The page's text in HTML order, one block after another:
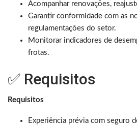
Acompanhar renovações,
Garantir conformidade com as
regulamentações do setor.
Monitorar indicadores de
frotas.
✅ Requisitos
Requisitos
Experiência prévia com seguro